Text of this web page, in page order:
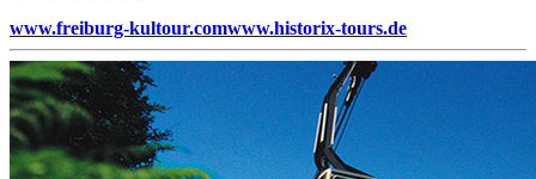
www.freiburg-kultour.comwww.historix-tours.de